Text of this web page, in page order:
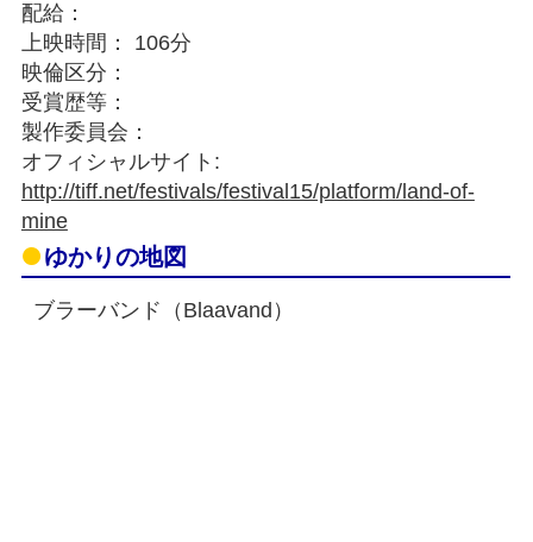
配給：
上映時間： 106分
映倫区分：
受賞歴等：
製作委員会：
オフィシャルサイト:
http://tiff.net/festivals/festival15/platform/land-of-
mine
ゆかりの地図
ブラーバンド（Blaavand）